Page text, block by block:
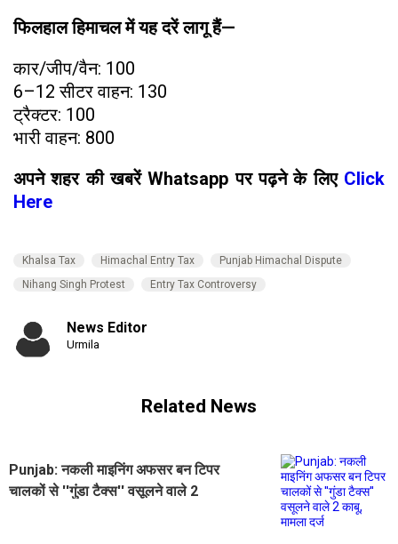
फिलहाल हिमाचल में यह दरें लागू हैं—
कार/जीप/वैन: ₹100
6–12 सीटर वाहन: ₹130
ट्रैक्टर: ₹100
भारी वाहन: ₹800
अपने शहर की खबरें Whatsapp पर पढ़ने के लिए Click
Here
Khalsa Tax Himachal Entry Tax
Punjab Himachal Dispute
Nihang Singh Protest
Entry Tax Controversy
News Editor
Urmila
Related News
Punjab: नकली माइनिंग अफसर बन टिपर
चालकों से ''गुंडा टैक्स'' वसूलने वाले 2